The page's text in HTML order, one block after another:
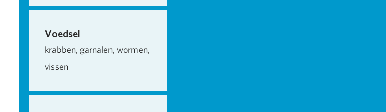
Voedsel
krabben, garnalen, wormen,
vissen